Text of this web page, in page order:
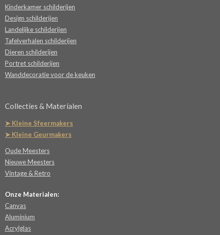
Kinderkamer schilderijen
Design schilderijen
Landelijke schilderijen
Tafelverhalen schilderijen
Dieren schilderijen
Portret schilderijen
Wanddecoratie voor de keuken
Collecties & Materialen
➤ Kleine Sfeermakers
➤ Kleine Geurmakers
Oude Meesters
Nieuwe Meesters
Vintage & Retro
Onze Materialen:
Canvas
Aluminium
Acrylglas